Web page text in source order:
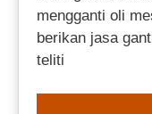
mengganti oli
berikan jasa
teliti